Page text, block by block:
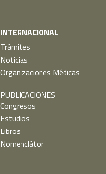
INTERNACIONAL
Trámites
Noticias
Organizaciones Médicas
PUBLICACIONES
Congresos
Estudios
Libros
Nomenclátor